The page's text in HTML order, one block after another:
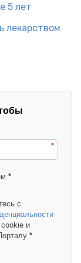
5 лет
лекарством
*
*
с
и
*